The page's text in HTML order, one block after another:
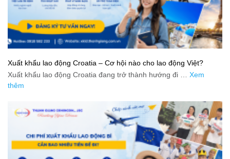
Xuất khẩu lao động Croatia – Cơ hội nào cho lao động Việt?
Xuất khẩu lao động Croatia đang trở thành hướng đi … Xem
thêm